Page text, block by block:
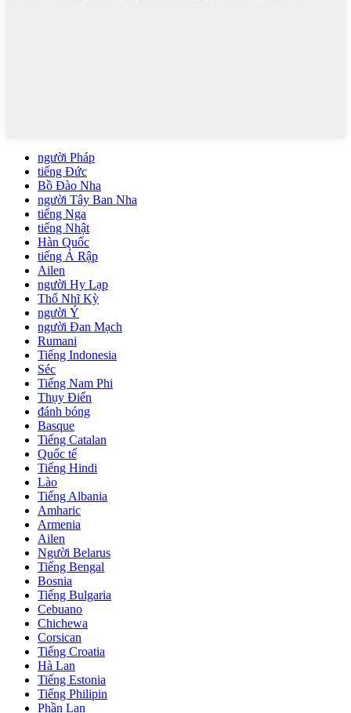
người Pháp
tiếng Đức
Bồ Đào Nha
người Tây Ban Nha
tiếng Nga
tiếng Nhật
Hàn Quốc
tiếng Ả Rập
Ailen
người Hy Lạp
Thổ Nhĩ Kỳ
người Ý
người Đan Mạch
Rumani
Tiếng Indonesia
Séc
Tiếng Nam Phi
Thụy Điển
đánh bóng
Basque
Tiếng Catalan
Quốc tế
Tiếng Hindi
Lào
Tiếng Albania
Amharic
Armenia
Ailen
Người Belarus
Tiếng Bengal
Bosnia
Tiếng Bulgaria
Cebuano
Chichewa
Corsican
Tiếng Croatia
Hà Lan
Tiếng Estonia
Tiếng Philipin
Phần Lan